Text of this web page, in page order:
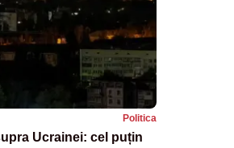
Politica
Ucrainei: cel puțin